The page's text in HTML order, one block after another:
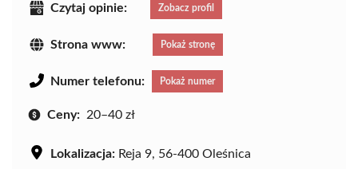
Czytaj opinie: Zobacz profil
Strona www: Pokaż stronę
Numer telefonu: Pokaż numer
Ceny: 20–40 zł
Lokalizacja: Reja 9, 56-400 Oleśnica